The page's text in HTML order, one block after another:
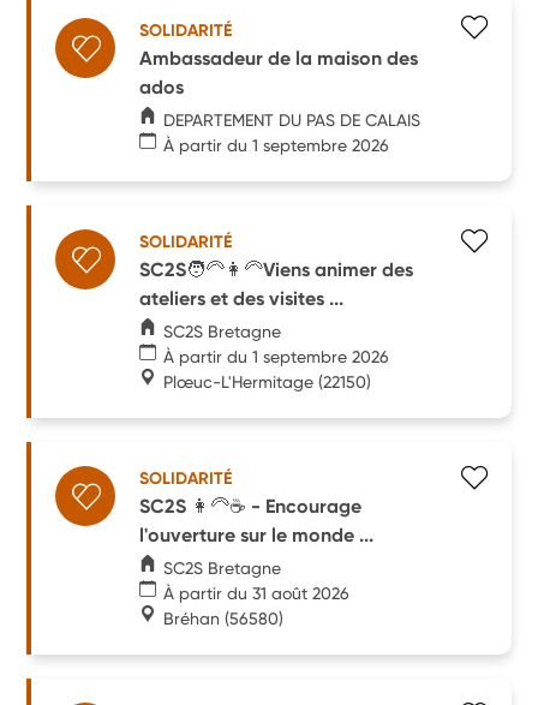
SOLIDARITÉ
Ambassadeur de la maison des
ados
DEPARTEMENT DU PAS DE CALAIS
À partir du 1 septembre 2026
SOLIDARITÉ
SC2S🧑‍🦳👩‍🦳Viens animer des
ateliers et des visites ...
SC2S Bretagne
À partir du 1 septembre 2026
Plœuc-L'Hermitage (22150)
SOLIDARITÉ
SC2S 👩‍🦳☕ - Encourage
l'ouverture sur le monde ...
SC2S Bretagne
À partir du 31 août 2026
Bréhan (56580)